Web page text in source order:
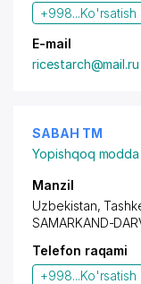
+998...Ko'rsatish
E-mail
ricestarch@mail.ru
SABAH TM
Yopishqoq
Manzil
Uzbekistan,
SAMARKAND-
Telefon raqami
+998...Ko'rsatish